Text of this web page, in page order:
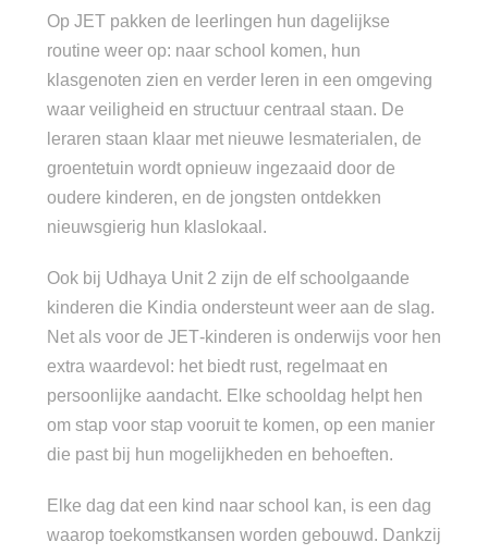
Op JET pakken de leerlingen hun dagelijkse
routine weer op: naar school komen, hun
klasgenoten zien en verder leren in een omgeving
waar veiligheid en structuur centraal staan. De
leraren staan klaar met nieuwe lesmaterialen, de
groentetuin wordt opnieuw ingezaaid door de
oudere kinderen, en de jongsten ontdekken
nieuwsgierig hun klaslokaal.
Ook bij Udhaya Unit 2 zijn de elf schoolgaande
kinderen die Kindia ondersteunt weer aan de slag.
Net als voor de JET‑kinderen is onderwijs voor hen
extra waardevol: het biedt rust, regelmaat en
persoonlijke aandacht. Elke schooldag helpt hen
om stap voor stap vooruit te komen, op een manier
die past bij hun mogelijkheden en behoeften.
Elke dag dat een kind naar school kan, is een dag
waarop toekomstkansen worden gebouwd. Dankzij